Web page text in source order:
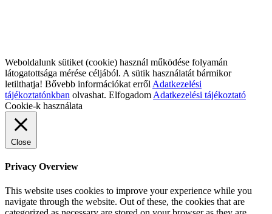
Weboldalunk sütiket (cookie) használ működése folyamán
látogatottsága mérése céljából. A sütik használatát bármikor
letilthatja! Bővebb információkat erről Adatkezelési
tájékoztatónkban olvashat. Elfogadom Adatkezelési tájékoztató
Cookie-k használata
Close
Privacy Overview
This website uses cookies to improve your experience while you
navigate through the website. Out of these, the cookies that are